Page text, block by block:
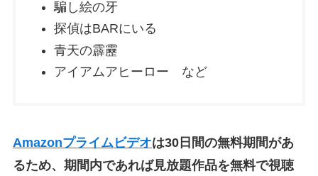
騙し絵の牙
探偵はBARにいる
青天の霹靂
アイアムアヒーロー など
Amazonプライムビデオは30日間の無料期間があ
るため、期間内であれば見放題作品を無料で視聴